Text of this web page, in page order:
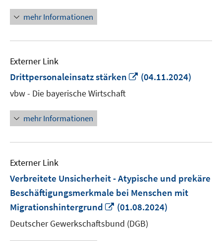
mehr Informationen
Externer Link
Drittpersonaleinsatz stärken
In
(04.11.2024)
vbw - Die bayerische Wirtschaft
mehr Informationen
Externer Link
Verbreitete Unsicherheit - Atypische und prekäre
Beschäftigungsmerkmale bei Menschen mit
Migrationshintergrund
In
neuem
Fenster
(01.08.2024)
Deutscher Gewerkschaftsbund (DGB)